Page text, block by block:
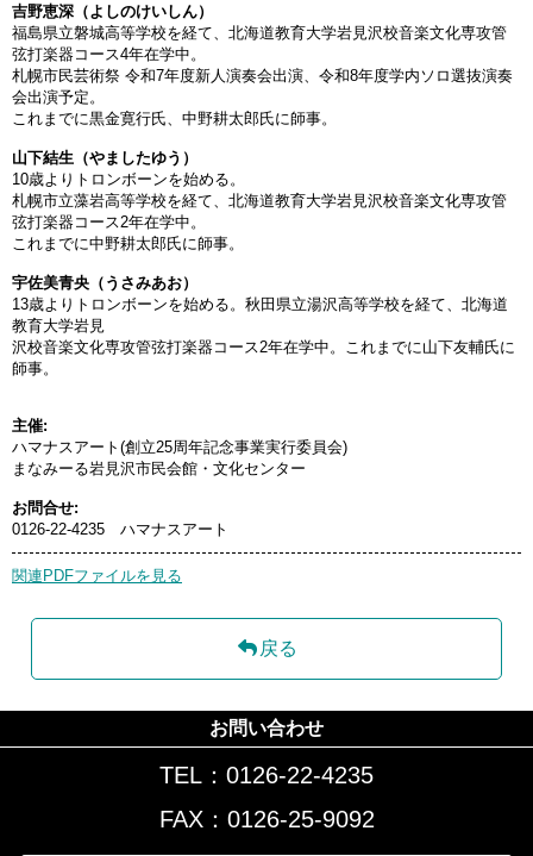
吉野恵深（よしのけいしん）
福島県立磐城高等学校を経て、北海道教育大学岩見沢校音楽文化専攻管
弦打楽器コース4年在学中。
札幌市民芸術祭 令和7年度新人演奏会出演、令和8年度学内ソロ選抜演奏
会出演予定。
これまでに黒金寛行氏、中野耕太郎氏に師事。
山下結生（やましたゆう）
10歳よりトロンボーンを始める。
札幌市立藻岩高等学校を経て、北海道教育大学岩見沢校音楽文化専攻管
弦打楽器コース2年在学中。
これまでに中野耕太郎氏に師事。
宇佐美青央（うさみあお）
13歳よりトロンボーンを始める。秋田県立湯沢高等学校を経て、北海道
教育大学岩見
沢校音楽文化専攻管弦打楽器コース2年在学中。これまでに山下友輔氏に
師事。
主催:
ハマナスアート(創立25周年記念事業実行委員会)
まなみーる岩見沢市民会館・文化センター
お問合せ:
0126-22-4235 ハマナスアート
関連PDFファイルを見る
戻る
お問い合わせ
TEL：0126-22-4235
FAX：0126-25-9092